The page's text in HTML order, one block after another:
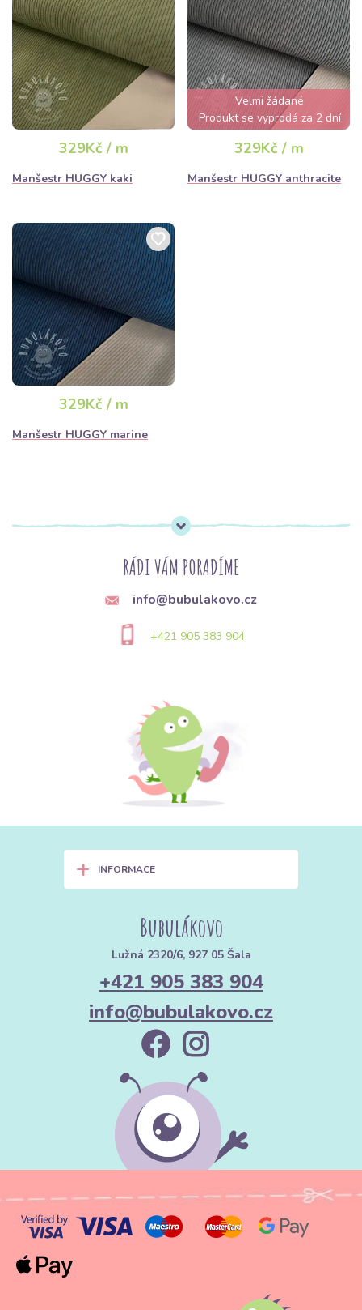
329Kč / m
Manšestr HUGGY kaki
Velmi žádané
Produkt se vyprodá za 2 dní
329Kč / m
Manšestr HUGGY anthracite
329Kč / m
Manšestr HUGGY marine
RÁDI VÁM PORADÍME
info@bubulakovo.cz
+421 905 383 904
+ INFORMACE
Bubulákovo
Lužná 2320/6, 927 05 Šala
+421 905 383 904
info@bubulakovo.cz